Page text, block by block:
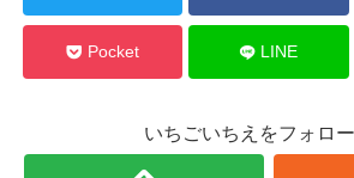
Pocket LINE
いちごいちえをフォロ